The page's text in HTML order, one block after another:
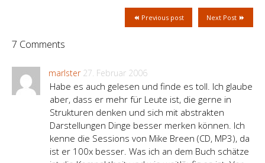
Next Post
Previous post
7 Comments
marlster 27. Februar 2006
Habe es auch gelesen und finde es toll. Ich glaube
aber, dass er mehr für Leute ist, die gerne in
Strukturen denken und sich mit abstrakten
Darstellungen Dinge besser merken können. Ich
kenne die Sessions von Mike Breen (CD, MP3), da
ist er 100x besser. Was ich an dem Buch schätze